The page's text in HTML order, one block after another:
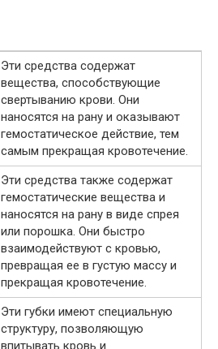
Эти средства содержат
вещества, способствующие
свертыванию крови. Они
наносятся на рану и оказывают
гемостатическое действие, тем
самым прекращая кровотечение.
Эти средства также содержат
гемостатические вещества и
наносятся на рану в виде спрея
или порошка. Они быстро
взаимодействуют с кровью,
превращая ее в густую массу и
прекращая кровотечение.
Эти губки имеют специальную
структуру, позволяющую
впитывать кровь и